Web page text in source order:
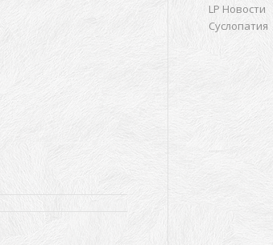
LP Новости
Суслопатия